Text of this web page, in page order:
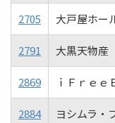
2705 大戸屋ホー
2791 大黒天物産
2869 ｉＦｒｅ
2884 ヨシムラ・